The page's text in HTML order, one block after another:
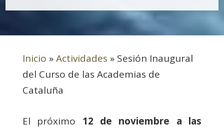
Inicio »Actividades » Sesión Inaugural
del Curso de las Academias de
Cataluña
El próximo 12 de noviembre a las